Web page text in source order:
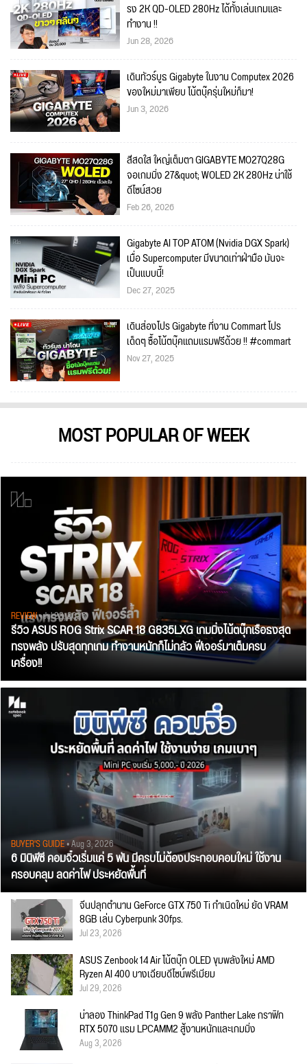
รง 2K QD-OLED 280Hz ได้ทั้งเล่นเกมและ
ทำงาน !!
Jun 28, 2026
เดินทัวร์บูธ Gigabyte ในงาน Computex 2026
ของใหม่มาเพียบ โน้ตบุ๊ครุ่นใหม่ก็มา!
Jun 3, 2026
สีสดใส ใหญ่เต็มตา GIGABYTE MO27Q28G
จอเกมมิ่ง 27&quot; WOLED 2K 280Hz น่าใช้
ดีไซน์สวย
Feb 26, 2026
Gigabyte AI TOP ATOM (Nvidia DGX Spark)
เมื่อ Supercomputer มีขนาดเท่าฝ่ามือ มันจะ
เป็นแบบนี้!
Dec 27, 2025
เดินส่องโปร Gigabyte ที่งาน Commart โปร
เด็ดๆ ซื้อโน้ตบุ๊คแถมแรมฟรีด้วย !! #commart
Nov 27, 2025
MOST POPULAR OF WEEK
REVIEW• Jul 28, 2026
รีวิว ASUS ROG Strix SCAR 18 G835LXG เกมมิ่งโน้ตบุ๊กเรือธงสุด
ทรงพลัง ปรับสุดทุกเกม ทำงานหนักก็ไม่กลัว ฟีเจอร์มาเต็มครบ
เครื่อง!!
BUYER'S GUIDE• Aug 3, 2026
6 มินิพีซี คอมจิ๋วเริ่มแค่ 5 พัน มีครบไม่ต้องประกอบคอมใหม่ ใช้งาน
ครอบคลุม ลดค่าไฟ ประหยัดพื้นที่
จีนปลุกตำนาน GeForce GTX 750 Ti กำเนิดใหม่ ยัด VRAM
8GB เล่น Cyberpunk 30fps.
Jul 23, 2026
ASUS Zenbook 14 Air โน้ตบุ๊ก OLED ขุมพลังใหม่ AMD
Ryzen AI 400 บางเฉียบดีไซน์พรีเมียม
Jul 29, 2026
น่าลอง ThinkPad T1g Gen 9 พลัง Panther Lake กราฟิก
RTX 5070 แรม LPCAMM2 สู้งานหนักและเกมมิ่ง
Aug 3, 2026